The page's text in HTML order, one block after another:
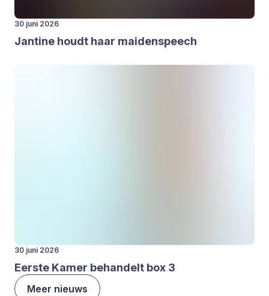
30 juni 2026
Jan­ti­ne houdt haar mai­den­speech
30 juni 2026
Eer­ste Kamer behan­delt box 3
Meer nieuws